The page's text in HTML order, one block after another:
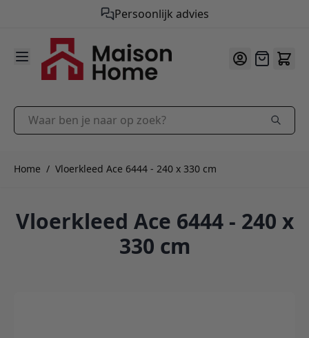
Persoonlijk advies
Gratis verzending vanaf €50,-
9.9/10
Ga naar de inhoud
Offerte
Waar ben je naar op zoek?
Home / Vloerkleed Ace 6444 - 240 x 330 cm
Vloerkleed Ace 6444 - 240 x
330 cm